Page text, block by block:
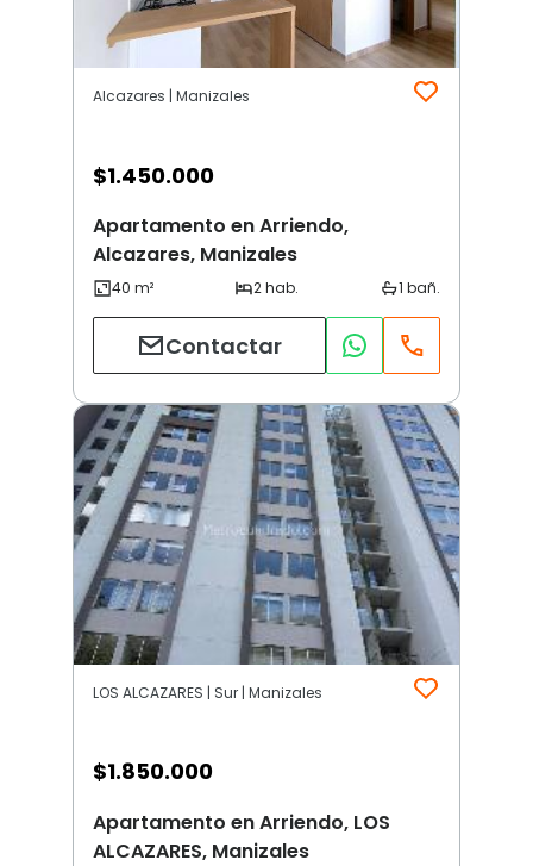
Alcazares | Manizales
$1.450.000
Apartamento en Arriendo,
Alcazares, Manizales
Contactar
LOS ALCAZARES | Sur | Manizales
$1.850.000
Apartamento en Arriendo, LOS
ALCAZARES, Manizales